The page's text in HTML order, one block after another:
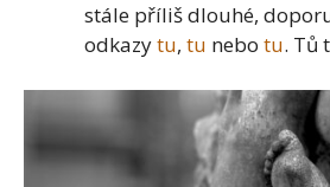
stále příliš dlouhé,
odkazytu, tu nebo tu. Tů